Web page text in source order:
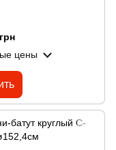
цены